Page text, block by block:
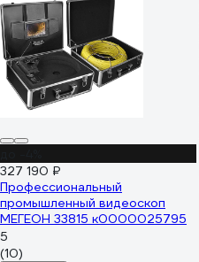
327 190 ₽
Профессиональный
промышленный видеоскоп
МЕГЕОН 33815 к0000025795
5
(10)